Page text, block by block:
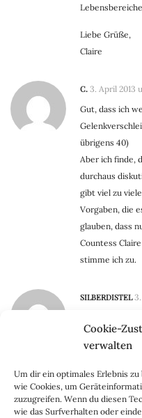
Cookie-
verwalten
Um dir ein optimales Erlebnis
wie Cookies, um
zuzugreifen. Wenn du diesen
wie das Surfverhalten oder
Liebe Grüße,
Claire
C. 3. April 2013
Gut, dass ich
übrigens 40)
Aber ich finde,
durchaus
gibt viel zu
Vorgaben, die
glauben, dass
Countess
stimme ich zu.
SILBERDISTEL
Ich finde es
ganze Zeit
Kleidergrösse
weiss, dass